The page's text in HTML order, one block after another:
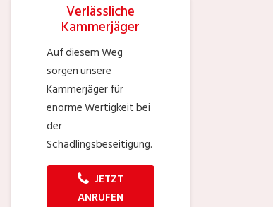
Verlässliche
Kammerjäger
Auf diesem Weg
sorgen unsere
Kammerjäger für
enorme Wertigkeit bei
der
Schädlingsbeseitigung.
JETZT
ANRUFEN